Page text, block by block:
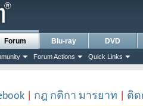
Forum
Forum Actions Quick Links
Blu-ray DVD
กฎ กติกา มารยาท ติด